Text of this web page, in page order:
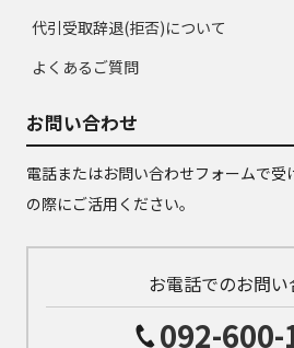
代引受取辞退(拒否)について
よくあるご質問
お問い合わせ
電話またはお問い合わせフォームで受
の際にご活用ください。
お電話でのお問い
092-600-